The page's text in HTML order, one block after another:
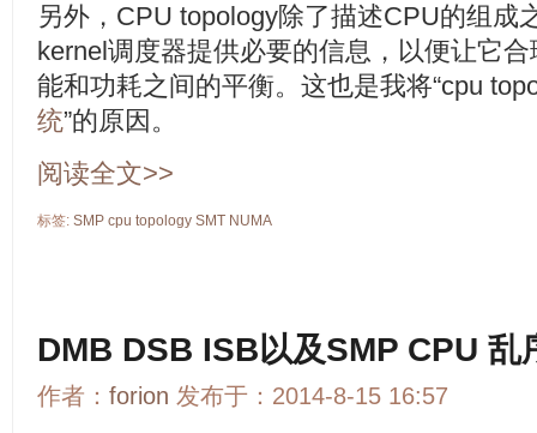
另外，CPU topology除了描述CPU的组成
kernel调度器提供必要的信息，以便让它
能和功耗之间的平衡。这也是我将“cpu
统”的原因。
阅读全文>>
标签: SMP cpu topology SMT NUMA
DMB DSB ISB以及SMP CPU 乱
作者： forion 发布于：2014-8-15 16:57